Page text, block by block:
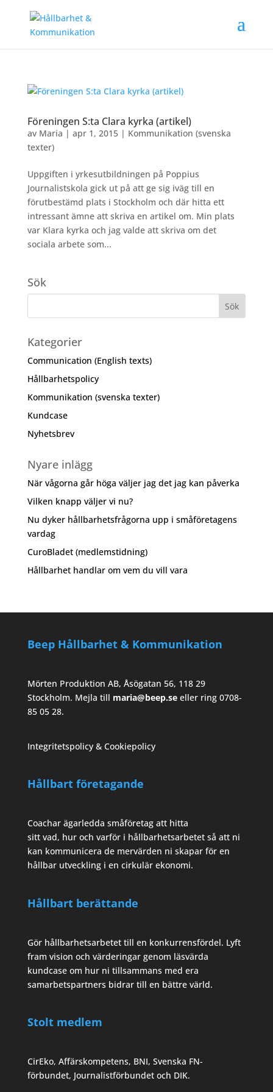
Föreningen S:ta Clara kyrka (artikel)
av Maria | apr 1, 2015| Kommunikation (svenska
texter)
Uppgiften i yrkesutbildningen på Poppius
Journalistskola gick ut på att ge sig iväg till en
förutbestämd plats i Stockholm och där hitta ett
intressant ämne att skriva en artikel om. Min plats
var Klara kyrka och jag valde att skriva om det
sociala arbete som...
Sök
Kategorier
Communication (English texts)
Hållbarhetspolicy
Kommunikation (svenska texter)
Kundcase
Nyhetsbrev
Nyare inlägg
När vågorna går höga väljer jag det jag kan påverka
Vilken knapp väljer vi nu?
Nu dyker hållbarhetsfrågorna upp i småföretagens
vardag
CuroBladet (medlemstidning)
Hållbarhet handlar om vem du vill vara
Beep Hållbarhet & Kommunikation
Mörten Produktion AB, Åsögatan 56, 118 29
Stockholm. Mejla till maria@beep.seeller ring 0708-
85 05 28.
Integritetspolicy & Cookiepolicy
Hållbart företagande
Coachar ägarledda småföretag att hitta
sitt vad, hur och varför i hållbarhetsarbetet så att ni
kan kommunicera de mervärden ni skapar för en
hållbar utveckling i en cirkulär ekonomi.
Hållbart berättande
Gör hållbarhetsarbetet till en konkurrensfördel. Lyft
fram vision och värderingar genom läsvärda
kundcase om hur ni tillsammans med era
samarbetspartners bidrar till en bättre värld.
Stolt medlem
CirEko, Affärskompetens, BNI, Svenska FN-
förbundet, Journalistförbundet och DIK.